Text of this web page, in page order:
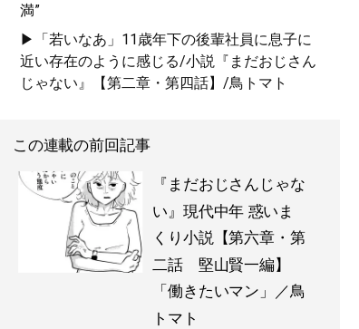
満”
▶「若いなあ」11歳年下の後輩社員に息子に
近い存在のように感じる/小説『まだおじさん
じゃない』【第二章・第四話】/鳥トマト
この連載の前回記事
『まだおじさんじゃな
い』現代中年 惑いま
くり小説【第六章・第
二話 堅山賢一編】
「働きたいマン」／鳥
トマト